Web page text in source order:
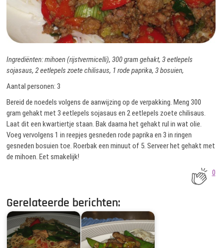
Ingrediënten: mihoen (rijstvermicelli), 300 gram gehakt, 3 eetlepels
sojasaus, 2 eetlepels zoete chilisaus, 1 rode paprika, 3 bosuien,
Aantal personen: 3
Bereid de noedels volgens de aanwijzing op de verpakking. Meng 300
gram gehakt met 3 eetlepels sojasaus en 2 eetlepels zoete chilisaus.
Laat dit een kwartiertje staan. Bak daarna het gehakt rul in wat olie.
Voeg vervolgens 1 in reepjes gesneden rode paprika en 3 in ringen
gesneden bosuien toe. Roerbak een minuut of 5. Serveer het gehakt met
de mihoen. Eet smakelijk!
0
Gerelateerde berichten: